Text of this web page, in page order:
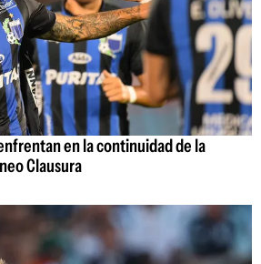
en la continuidad de la
Clausura